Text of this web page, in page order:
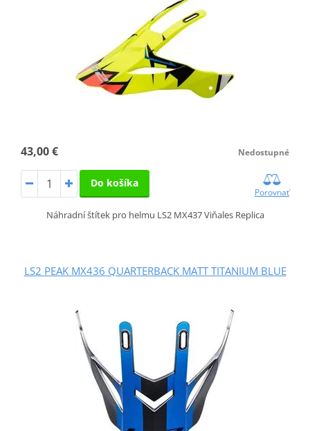
43,00 € Nedostupné
Do košíka
Porovnať
Náhradní štítek pro helmu LS2 MX437 Viňales Replica
LS2 PEAK MX436 QUARTERBACK MATT TITANIUM BLUE